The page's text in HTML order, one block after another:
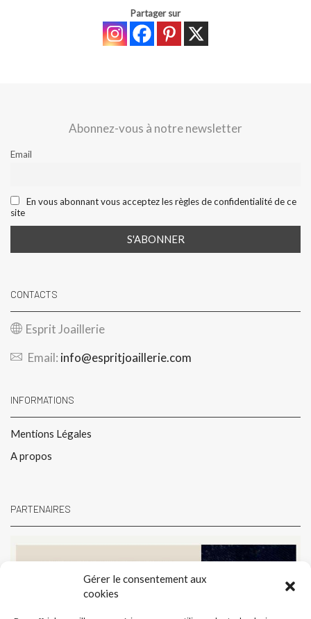
Gérer le consentement aux
cookies
Partager sur
Abonnez-vous à notre newsletter
Email
En vous abonnant vous acceptez les règles de confidentialité de ce
site
CONTACTS
Esprit Joaillerie
Email: info@espritjoaillerie.com
INFORMATIONS
Mentions Légales
A propos
PARTENAIRES